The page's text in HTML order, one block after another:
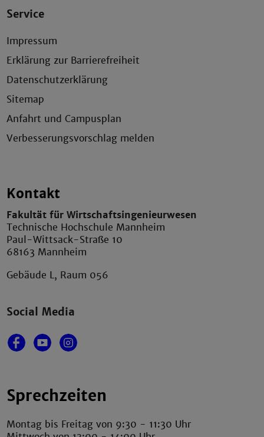
Service
Impressum
Erklärung zur Barrierefreiheit
Datenschutzerklärung
Sitemap
Anfahrt und Campusplan
Verbesserungsvorschlag melden
Kontakt
Fakultät für Wirtschaftsingenieurwesen
Technische Hochschule Mannheim
Paul-Wittsack-Straße 10
68163 Mannheim
Gebäude L, Raum 056
Social Media
Sprechzeiten
Montag bis Freitag von 9:30 - 11:30 Uhr